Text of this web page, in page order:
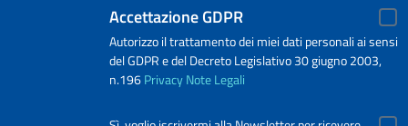
Accettazione GDPR
Autorizzo il trattamento dei miei dati personali ai sensi
del GDPR e del Decreto Legislativo 30 giugno 2003,
n.196PrivacyNote Legali